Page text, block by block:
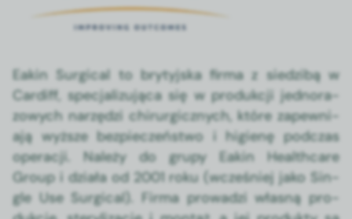
Eakin Sur­gi­cal to bry­tyjs­ka fir­ma z siedz­ibą w
Cardiff, spec­jal­izu­ją­ca się w pro­dukcji jed­no­ra­
zowych narzędzi chirur­gicznych, które zapew­ni­
a­ją wyższe bez­pieczeńst­wo i higienę pod­czas
oper­acji. Należy do grupy Eakin Health­care
Group i dzi­ała od 2001 roku (wcześniej jako Sin­
gle Use Sur­gi­cal). Fir­ma prowadzi włas­ną pro­